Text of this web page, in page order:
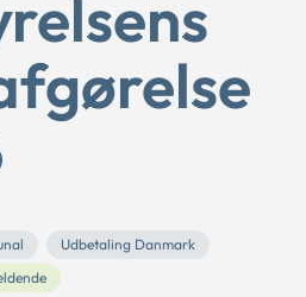
Udbetaling Danmark